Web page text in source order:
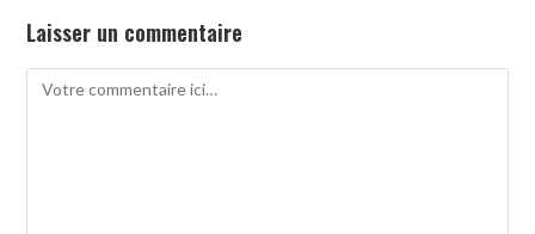
Laisser un commentaire
Comment